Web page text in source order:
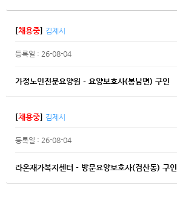
[채용중] 김제시
등록일 : 26-08-04
가정노인전문요양원 - 요양보호사(봉남면) 구인
[채용중] 김제시
등록일 : 26-08-04
라온재가복지센터 - 방문요양보호사(검산동) 구인